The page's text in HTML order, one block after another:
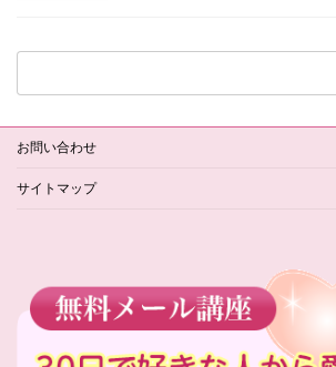
検
お問い合わせ
サイトマップ